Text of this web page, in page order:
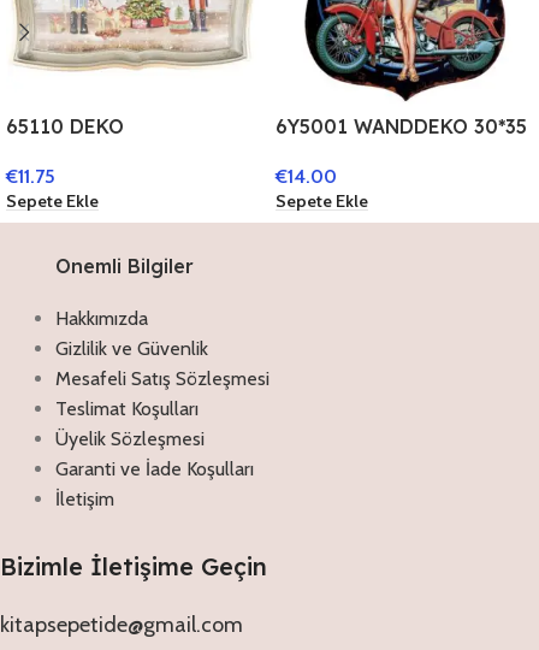
65110 DEKO
ROT GRÜN KUNSTSTOFF
NUSSKNACKER SERVIER
€11.75
Sepete Ekle
6Y5001 WANDDEKO 30*35
SCHILD
€14.00
Sepete Ekle
Onemli Bilgiler
Hakkımızda
Gizlilik ve Güvenlik
Mesafeli Satış Sözleşmesi
Teslimat Koşulları
Üyelik Sözleşmesi
Garanti ve İade Koşulları
İletişim
Bizimle İletişime Geçin
kitapsepetide@gmail.com